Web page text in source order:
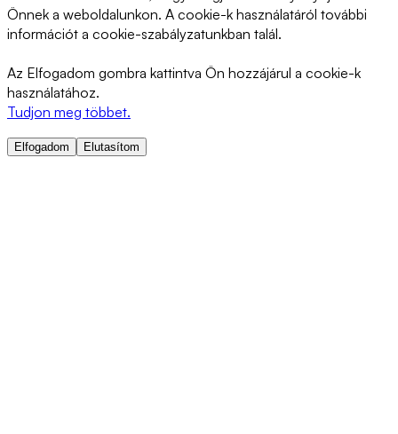
Önnek a weboldalunkon. A cookie-k használatáról további
információt a cookie-szabályzatunkban talál.
Az Elfogadom gombra kattintva Ön hozzájárul a cookie-k
használatához.
Tudjon meg többet.
Elfogadom Elutasítom